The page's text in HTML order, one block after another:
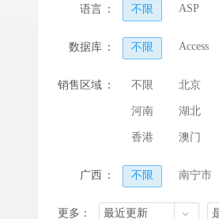
语言 ： 不限 ASP
数据库 ： 不限 Access
销售区域 ： 不限 北京
河南 湖北
香港 澳门
广西 ： 不限 南宁市
来宾市 崇左
更多： 最近更新